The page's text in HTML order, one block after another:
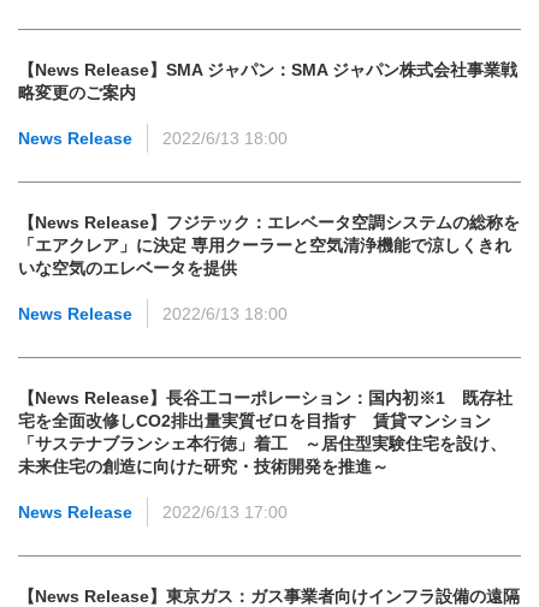
【News Release】SMA ジャパン：SMA ジャパン株式会社事業戦
略変更のご案内
News Release 2022/6/13 18:00
【News Release】フジテック：エレベータ空調システムの総称を
「エアクレア」に決定 専用クーラーと空気清浄機能で涼しくきれ
いな空気のエレベータを提供
News Release 2022/6/13 18:00
【News Release】長谷工コーポレーション：国内初※1 既存社
宅を全面改修しCO2排出量実質ゼロを目指す 賃貸マンション
「サステナブランシェ本行徳」着工 ～居住型実験住宅を設け、
未来住宅の創造に向けた研究・技術開発を推進～
News Release 2022/6/13 17:00
【News Release】東京ガス：ガス事業者向けインフラ設備の遠隔